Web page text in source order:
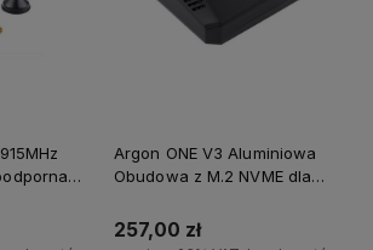
Obsługa
Argon ONE V3 Aluminiowa
Obudowa z M.2 NVME dla
257,00 zł